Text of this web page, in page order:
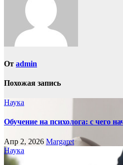
От admin
Похожая запись
Наука
Обучение на психолога: с чего
Апр 2, 2026 Margaret
Наука